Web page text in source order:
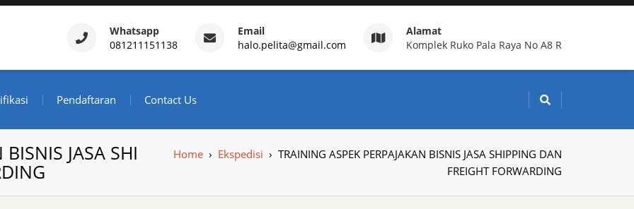
– Daftar Training Indonesia
Whatsapp
081211151138
Email
halo.pelita@gmail.com
Alamat
Komplek Ruko Pala Raya No A8 R
Pendaftaran Contact Us
JASA SHI Home › Ekspedisi › TRAINING ASPEK PERPAJAKAN BISNIS JASA SHIPPING DAN
FREIGHT FORWARDING